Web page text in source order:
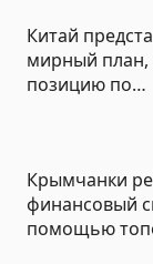
Китай
мирный план,
позицию по
Крымчанки
финансовый
помощью